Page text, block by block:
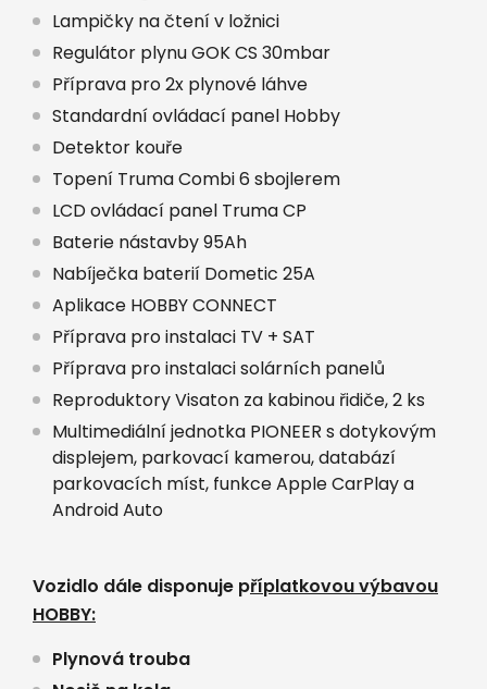
Lampičky na čtení v ložnici
Regulátor plynu GOK CS 30mbar
Příprava pro 2x plynové láhve
Standardní ovládací panel Hobby
Detektor kouře
Topení Truma Combi 6 sbojlerem
LCD ovládací panel Truma CP
Baterie nástavby 95Ah
Nabíječka baterií Dometic 25A
Aplikace HOBBY CONNECT
Příprava pro instalaci TV + SAT
Příprava pro instalaci solárních panelů
Reproduktory Visaton za kabinou řidiče, 2 ks
Multimediální jednotka PIONEER s dotykovým
displejem, parkovací kamerou, databází
parkovacích míst, funkce Apple CarPlay a
Android Auto
Vozidlo dále disponuje příplatkovou výbavou
HOBBY:
Plynová trouba